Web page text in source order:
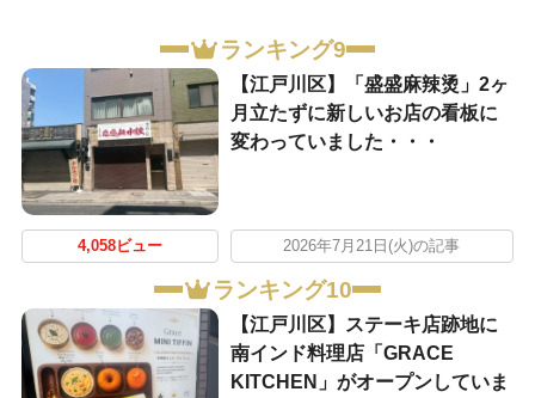
ランキング9
【江戸川区】「盛盛麻辣烫」2ヶ
月立たずに新しいお店の看板に
変わっていました・・・
4,058ビュー 2026年7月21日(火)の記事
ランキング10
【江戸川区】ステーキ店跡地に
南インド料理店「GRACE
KITCHEN」がオープンしていま